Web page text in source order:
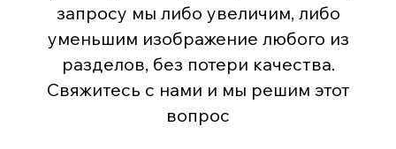
запросу мы либо увеличим, либо
уменьшим изображение любого из
разделов, без потери качества.
Свяжитесь с нами и мы решим этот
вопрос